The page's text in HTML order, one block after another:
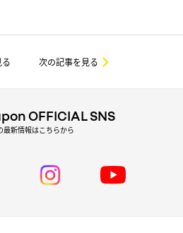
次の記事を見る
OFFICIAL SNS
最新情報はこちらから